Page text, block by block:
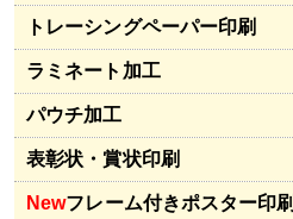
トレーシングペーパー印刷
ラミネート加工
パウチ加工
表彰状・賞状印刷
Newフレーム付きポスター印刷